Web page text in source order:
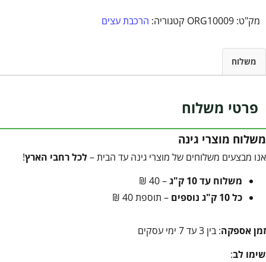
מק"ט: ORG10009 קטגוריה: הרכבת עצים
משלוח
פרטי משלוח
משלוח מוצרי גינה
אנו מבצעים משלוחים של מוצרי גינה עד הבית –לכל רחבי הארץ!
משלוח עד 10 ק"ג
– 40 ₪
כל 10 ק"ג נוספים
– תוספת 40 ₪
זמן אספקה: בין 3 עד 7 ימי עסקים
שימו לב: